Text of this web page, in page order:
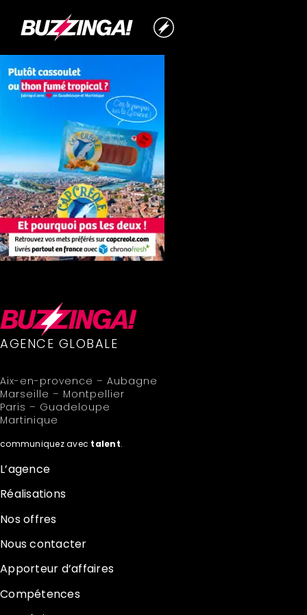
AGENCE GLOBALE
Aix-en-provence – Aubagne
Marseille – Montpellier
Paris – Guadeloupe
Martinique
communiquez avec talent.
L’agence
Réalisations
Nos offres
Nous contacter
Apporteur d’affaires
Compétences